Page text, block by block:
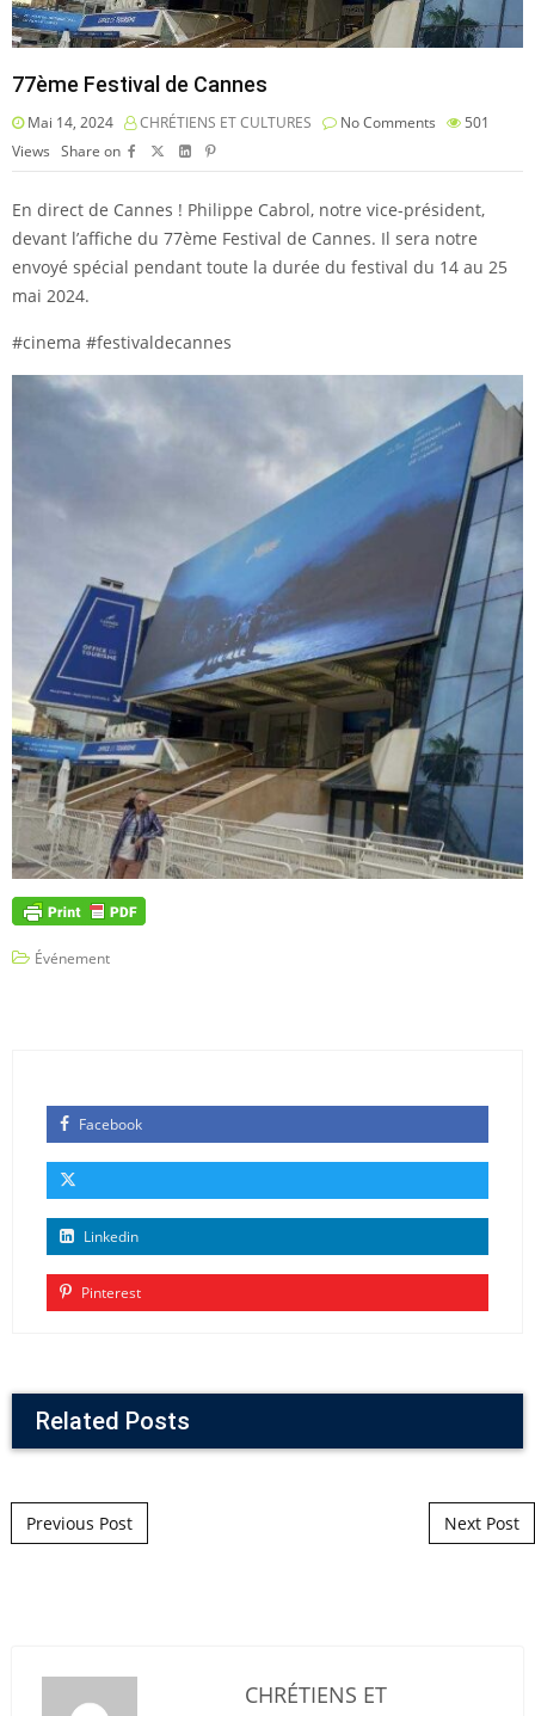
77ème Festival de Cannes
Mai 14, 2024 CHRÉTIENS ET CULTURES No Comments
501
Views Share on
En direct de Cannes ! Philippe Cabrol, notre vice-président,
devant l’affiche du 77ème Festival de Cannes. Il sera notre
envoyé spécial pendant toute la durée du festival du 14 au 25
mai 2024.
#cinema #festivaldecannes
Événement
Facebook
Linkedin
Pinterest
Related Posts
Post navigation
Previous Post Next Post
CHRÉTIENS ET